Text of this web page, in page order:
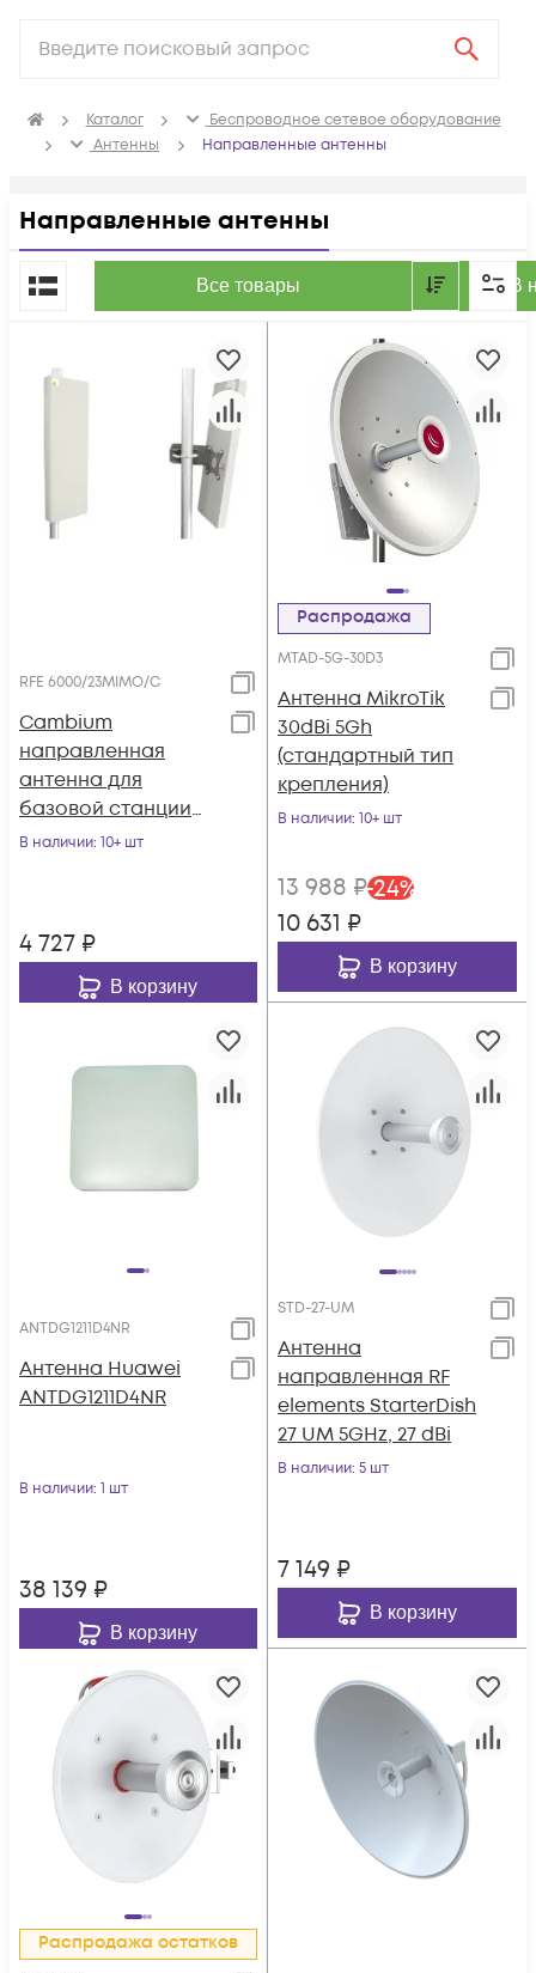
Каталог
Беспроводное сетевое оборудование
Антенны
Направленные антенны
Направленные антенны
Все товары В
По популярности
RFE 6000/23MIMO/C
Cambium
направленная
антенна для
базовой станции
ePMP 1000, 9°x15°,
В наличии: 10+ шт
4 727 ₽
В корзину
Распродажа
MTAD-5G-30D3
Антенна MikroTik
30dBi 5Gh
(стандартный тип
крепления)
В наличии: 10+ шт
13 988 ₽-24%
10 631 ₽
В корзину
ANTDG1211D4NR
Антенна Huawei
ANTDG1211D4NR
В наличии: 1 шт
38 139 ₽
В корзину
STD-27-UM
Антенна
направленная RF
elements StarterDish
27 UM 5GHz, 27 dBi
В наличии: 5 шт
7 149 ₽
В корзину
Распродажа остатков